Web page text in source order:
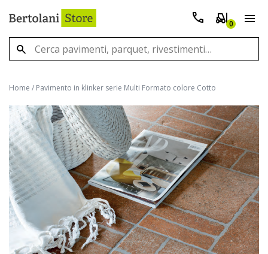
0
Home / Pavimento in klinker serie Multi Formato colore Cotto